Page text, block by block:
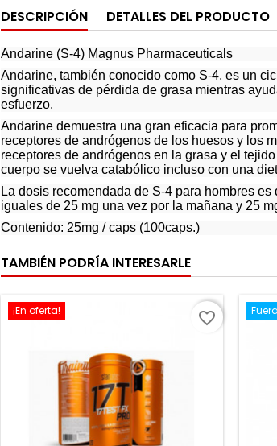
DESCRIPCIÓN DETALLES DEL PRODUCTO
Andarine (S-4) Magnus Pharmaceuticals
Andarine, también conocido como S-4, es un
significativas de pérdida de grasa mientras
esfuerzo.
Andarine demuestra una gran eficacia para
receptores de andrógenos de los huesos y los
receptores de andrógenos en la grasa y el
cuerpo se vuelva catabólico incluso con una
La dosis recomendada de S-4 para hombres
iguales de 25 mg una vez por la mañana y 25
Contenido: 25mg / caps (100caps.)
TAMBIÉN PODRÍA INTERESARLE
¡En oferta! favorite_border